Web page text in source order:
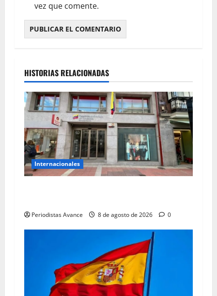
vez que comente.
HISTORIAS RELACIONADAS
Internacionales
Periodistas Avance 8 de agosto de 2026 0